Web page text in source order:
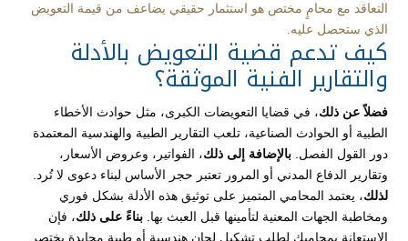
التعاقد مع محامٍ مختص هو استثمار حقيقي يضاعف من قيمة التعويض
الذي ستحصل عليه.
كيف تدعم قضية التعويض بالأدلة
والتقارير الفنية الموثقة؟
فضلاً عن ذلك، في قضايا التعويضات الكبرى، مثل حوادث الأخطاء
الطبية أو الحوادث الصناعية، تلعب التقارير الطبية والهندسية المعتمدة
دور القول الفصل. بالإضافة إلى ذلك، الفواتير، وعروض الأسعار،
وتقارير الدفاع المدني أو المرور تعتبر حجر الأساس لبناء دعوى لا تُرد.
لذلك، يعتمد المحامي المتميز على توثيق هذه الأدلة بشكل فوري
ومخاطبة الجهات المعنية لتأمينها قبل العبث بها. بناءً على ذلك، فإن
الاستعانة بمحاميك لطلب تشكيل لجان هندسية أو طبية محايدة يختصر